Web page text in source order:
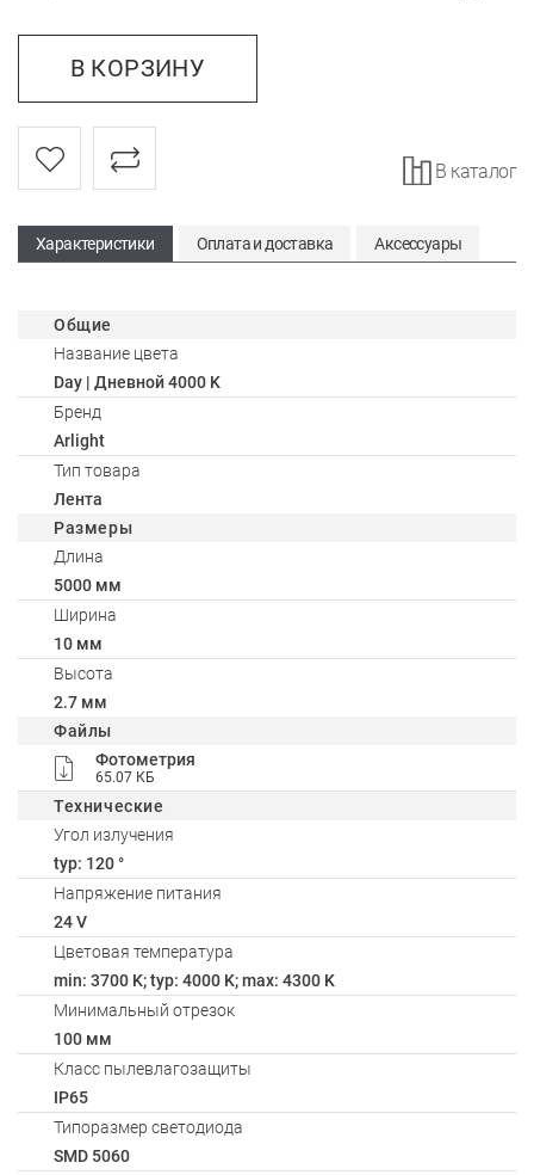
В КОРЗИНУ
В каталог
Характеристики Оплата и доставка Аксессуары
Общие
Название цвета
Day | Дневной 4000 K
Бренд
Arlight
Тип товара
Лента
Размеры
Длина
5000 мм
Ширина
10 мм
Высота
2.7 мм
Файлы
Фотометрия
65.07 КБ
Технические
Угол излучения
typ: 120 °
Напряжение питания
24 V
Цветовая температура
min: 3700 K; typ: 4000 K; max: 4300 K
Минимальный отрезок
100 мм
Класс пылевлагозащиты
IP65
Типоразмер светодиода
SMD 5060